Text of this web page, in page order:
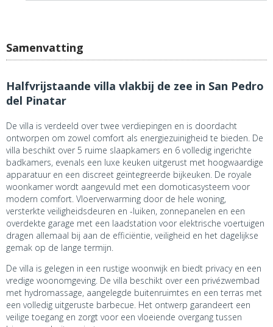
Samenvatting
Halfvrijstaande villa vlakbij de zee in San Pedro
del Pinatar
De villa is verdeeld over twee verdiepingen en is doordacht
ontworpen om zowel comfort als energiezuinigheid te bieden. De
villa beschikt over 5 ruime slaapkamers en 6 volledig ingerichte
badkamers, evenals een luxe keuken uitgerust met hoogwaardige
apparatuur en een discreet geïntegreerde bijkeuken. De royale
woonkamer wordt aangevuld met een domoticasysteem voor
modern comfort. Vloerverwarming door de hele woning,
versterkte veiligheidsdeuren en -luiken, zonnepanelen en een
overdekte garage met een laadstation voor elektrische voertuigen
dragen allemaal bij aan de efficiëntie, veiligheid en het dagelijkse
gemak op de lange termijn.
De villa is gelegen in een rustige woonwijk en biedt privacy en een
vredige woonomgeving. De villa beschikt over een privézwembad
met hydromassage, aangelegde buitenruimtes en een terras met
een volledig uitgeruste barbecue. Het ontwerp garandeert een
veilige toegang en zorgt voor een vloeiende overgang tussen